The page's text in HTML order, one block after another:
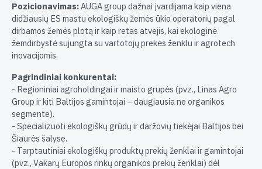
Pozicionavimas:AUGA group dažnai įvardijama kaip viena
didžiausių ES mastu ekologiškų žemės ūkio operatorių pagal
dirbamos žemės plotą ir kaip retas atvejis, kai ekologinė
žemdirbystė sujungta su vartotojų prekės ženklu ir agrotech
inovacijomis.
Pagrindiniai konkurentai:
- Regioniniai agroholdingai ir maisto grupės (pvz., Linas Agro
Group ir kiti Baltijos gamintojai – daugiausia ne organikos
segmente).
- Specializuoti ekologiškų grūdų ir daržovių tiekėjai Baltijos bei
Šiaurės šalyse.
- Tarptautiniai ekologiškų produktų prekių ženklai ir gamintojai
(pvz., Vakarų Europos rinkų organikos prekių ženklai) dėl